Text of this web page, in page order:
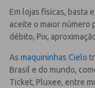
Em lojas físicas, basta
aceite o maior número
débito, Pix,
As maquininhas Cielo
Brasil e do mundo,
Ticket, Pluxee, entre